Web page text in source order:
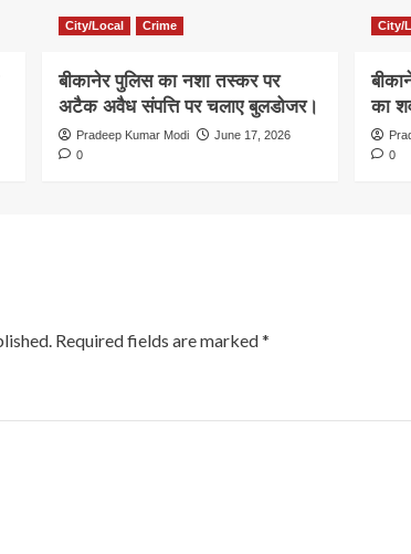
City/Local Crime
बीकानेर पुलिस का नशा तस्कर पर
अटैक अवैध संपत्ति पर चलाए बुलडोजर।
Pradeep Kumar Modi
June 17, 2026
0
City/
का
0
Required fields are marked*